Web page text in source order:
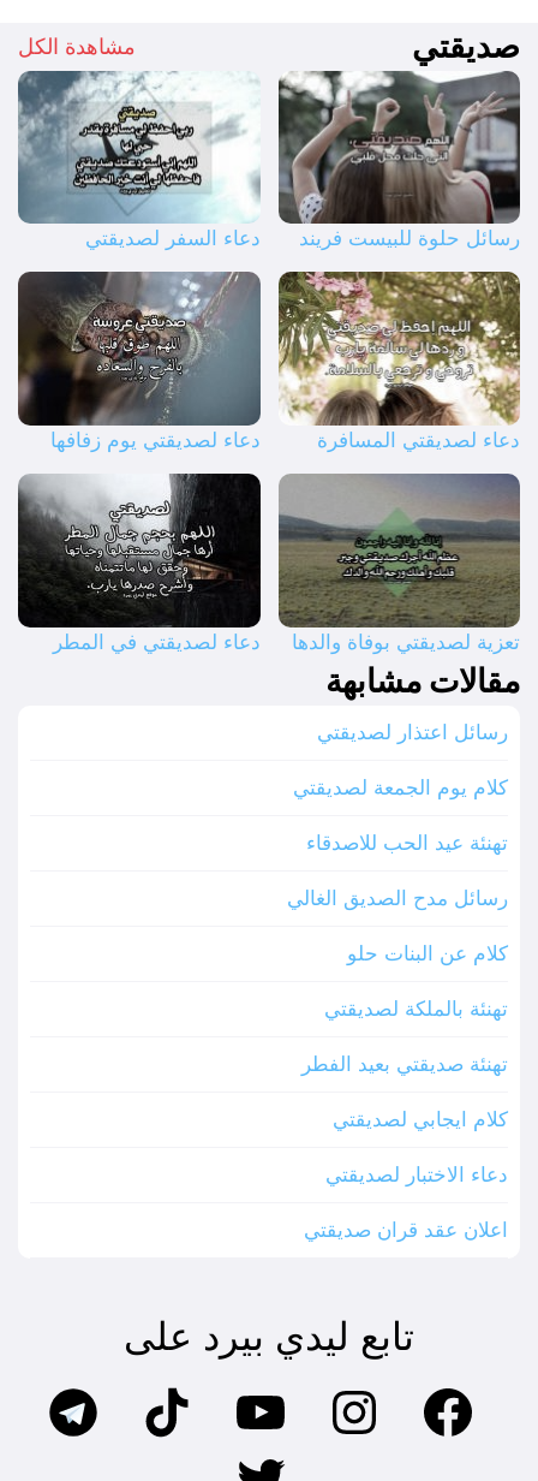
صديقتي مشاهدة الكل
رسائل حلوة للبيست فريند دعاء السفر لصديقتي
دعاء لصديقتي المسافرة دعاء لصديقتي يوم زفافها
تعزية لصديقتي بوفاة والدها دعاء لصديقتي في المطر
مقالات مشابهة
رسائل اعتذار لصديقتي
كلام يوم الجمعة لصديقتي
تهنئة عيد الحب للاصدقاء
رسائل مدح الصديق الغالي
كلام عن البنات حلو
تهنئة بالملكة لصديقتي
تهنئة صديقتي بعيد الفطر
كلام ايجابي لصديقتي
دعاء الاختبار لصديقتي
اعلان عقد قران صديقتي
تابع ليدي بيرد على